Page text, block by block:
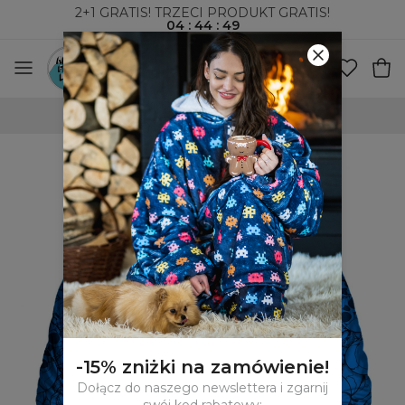
2+1 GRATIS! TRZECI PRODUKT GRATIS!
04: 44: 48
WYSYŁKA ZA POBRANIEM I DO PACZKOMATÓW
-15% zniżki na zamówienie!
Dołącz do naszego newslettera i zgarnij